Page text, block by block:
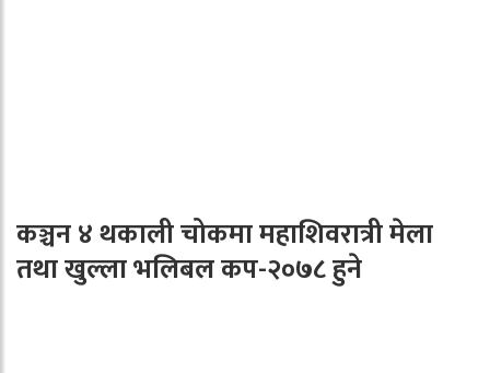
कञ्चन ४ थकाली चोकमा महाशिवरात्री मेला
तथा खुल्ला भलिबल कप-२०७८ हुने